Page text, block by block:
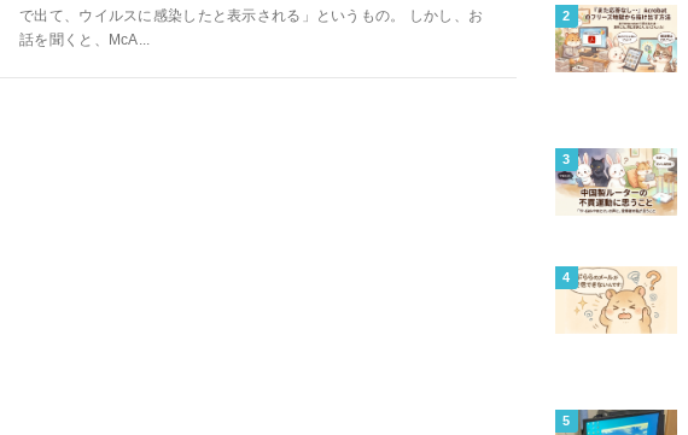
で出て、ウイルスに感染したと表示される」というもの。 しかし、お
話を聞くと、McA...